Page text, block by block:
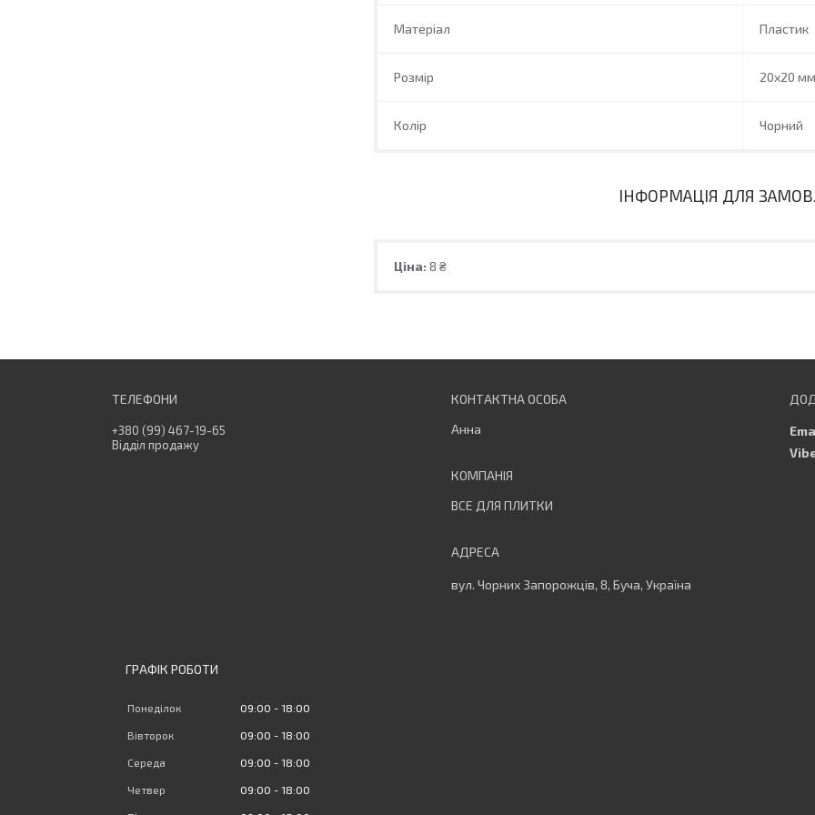
Матеріал Пластик
Розмір 20х20 мм
Колір Чорний
ІНФОРМАЦІЯ ДЛЯ
Ціна: 8 ₴
+380 (99) 467-19-65
Відділ продажу
Анна
ВСЕ ДЛЯ ПЛИТКИ
вул. Чорних Запорожців, 8, Буча, Україна
ГРАФІК РОБОТИ
Понеділок 09:00 18:00
Вівторок 09:00 18:00
Середа 09:00 18:00
Четвер 09:00 18:00